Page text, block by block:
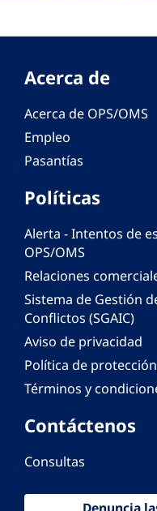
Acerca de
Acerca de OPS/OMS
Empleo
Pasantías
Políticas
Alerta - Intentos de
OPS/OMS
Relaciones
Sistema de Gestión
Conflictos (SGAIC)
Aviso de privacidad
Política de
Términos y
Contáctenos
Consultas